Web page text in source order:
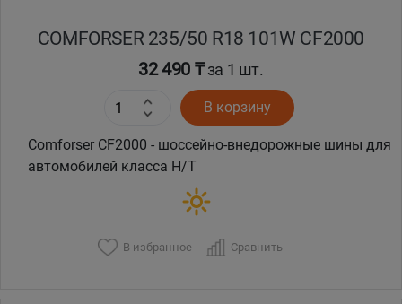
COMFORSER 235/50 R18 101W CF2000
32 490 ₸за 1 шт.
В корзину
Comforser CF2000 - шоссейно-внедорожные шины для
автомобилей класса H/T
В избранное Сравнить